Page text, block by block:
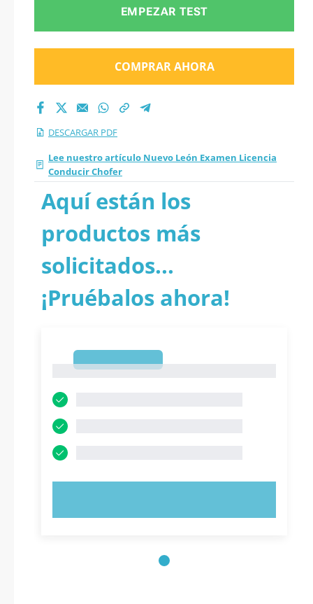
EMPEZAR TEST
COMPRAR AHORA
DESCARGAR PDF
Lee nuestro artículo Nuevo León Examen Licencia
Conducir Chofer
Aquí están los
productos más
solicitados...
¡Pruébalos ahora!